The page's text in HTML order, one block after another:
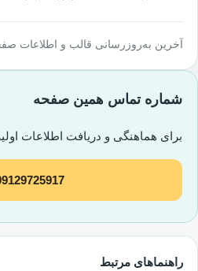
آخرین به‌روزرسانی قالب و اطلاعات صفحه: ۳۰ تیر
شماره تماس همین صفحه
برای هماهنگی و دریافت اطلاعات
راهنماهای مرتبط